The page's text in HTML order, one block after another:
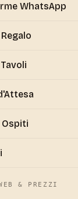
WhatsApp
& PREZZI
da oggi